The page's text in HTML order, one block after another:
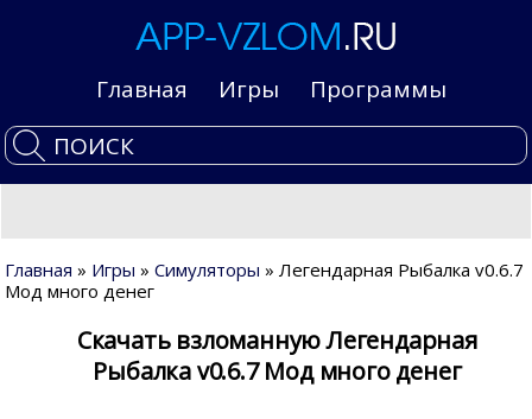
Главная Игры Программы
Главная » Игры »Симуляторы » Легендарная Рыбалка v0.6.7
Мод много денег
Скачать взломанную Легендарная
Рыбалка v0.6.7 Мод много денег